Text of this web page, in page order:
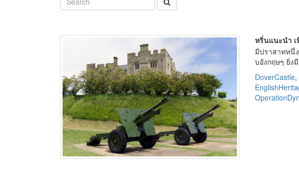
หริ่นแนะนำ เ
มีปราสาทหนึ่
บอังกฤษๆ ยิ่ง
DoverCastle,